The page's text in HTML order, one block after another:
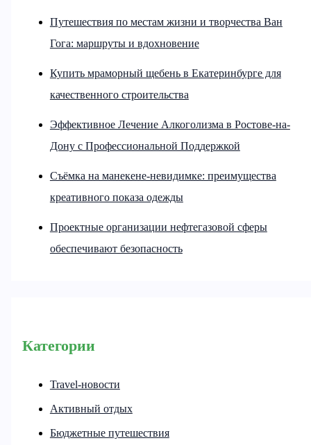
Путешествия по местам жизни и творчества Ван
Гога: маршруты и вдохновение
Купить мраморный щебень в Екатеринбурге для
качественного строительства
Эффективное Лечение Алкоголизма в Ростове-на-
Дону с Профессиональной Поддержкой
Съёмка на манекене-невидимке: преимущества
креативного показа одежды
Проектные организации нефтегазовой сферы
обеспечивают безопасность
Категории
Travel-новости
Активный отдых
Бюджетные путешествия